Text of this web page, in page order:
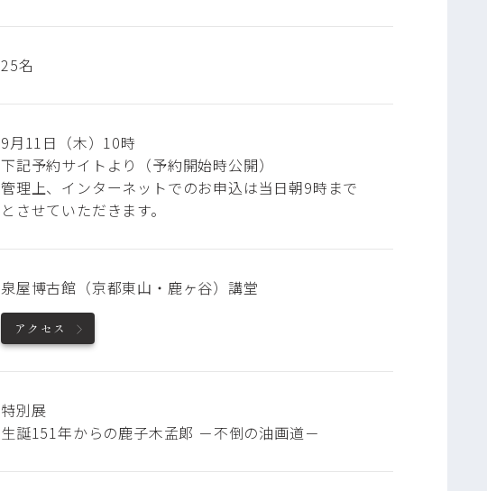
25名
9月11日（木）10時
下記予約サイトより（予約開始時公開）
管理上、インターネットでのお申込は当日朝9時まで
とさせていただきます。
泉屋博古館（京都東山・鹿ヶ谷）講堂
アクセス
特別展
生誕151年からの鹿子木孟郞 －不倒の油画道－